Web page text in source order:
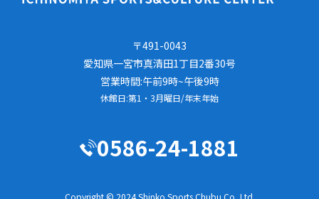
〒491-0043
愛知県一宮市真清田1丁目2番30号
営業時間:午前9時~午後9時
休館日:第1・3月曜日/年末年始
0586-24-1881
Copyright © 2024 Shinko Sports Chubu Co.,Ltd.